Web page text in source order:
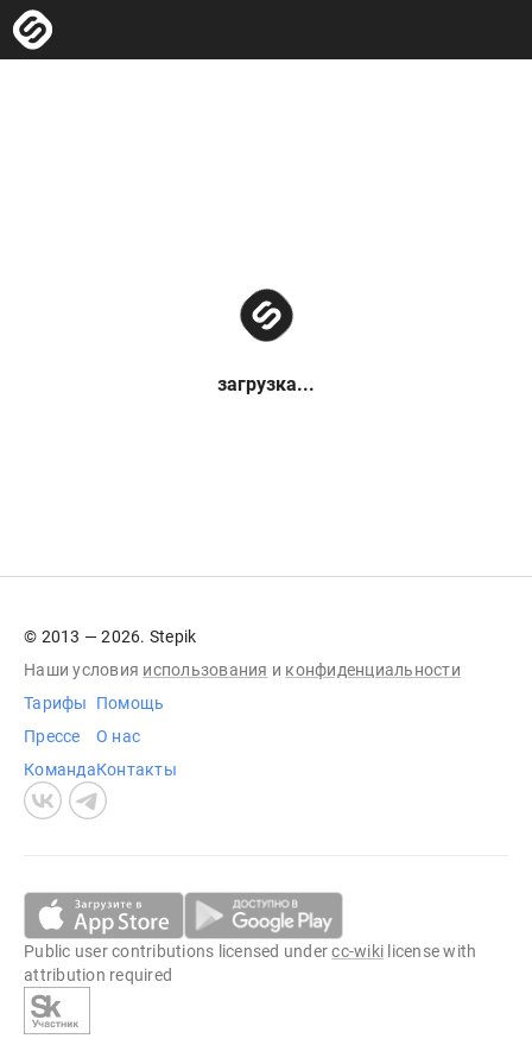
загрузка...
© 2013 — 2026. Stepik
Наши условия использования и конфиденциальности
Тарифы
Прессе
Команда
Помощь
О нас
Контакты
Public user contributions licensed undercc-wiki license with
attribution required